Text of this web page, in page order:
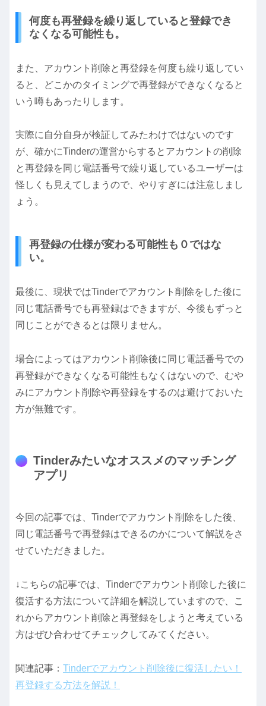
何度も再登録を繰り返していると登録でき
なくなる可能性も。
また、アカウント削除と再登録を何度も繰り返してい
ると、どこかのタイミングで再登録ができなくなると
いう噂もあったりします。
実際に自分自身が検証してみたわけではないのです
が、確かにTinderの運営からするとアカウントの削除
と再登録を同じ電話番号で繰り返しているユーザーは
怪しくも見えてしまうので、やりすぎには注意しまし
ょう。
再登録の仕様が変わる可能性も０ではな
い。
最後に、現状ではTinderでアカウント削除をした後に
同じ電話番号でも再登録はできますが、今後もずっと
同じことができるとは限りません。
場合によってはアカウント削除後に同じ電話番号での
再登録ができなくなる可能性もなくはないので、むや
みにアカウント削除や再登録をするのは避けておいた
方が無難です。
Tinderみたいなオススメのマッチング
アプリ
今回の記事では、Tinderでアカウント削除をした後、
同じ電話番号で再登録はできるのかについて解説をさ
せていただきました。
↓こちらの記事では、Tinderでアカウント削除した後に
復活する方法について詳細を解説していますので、こ
れからアカウント削除と再登録をしようと考えている
方はぜひ合わせてチェックしてみてください。
関連記事： Tinderでアカウント削除後に復活したい！
再登録する方法を解説！